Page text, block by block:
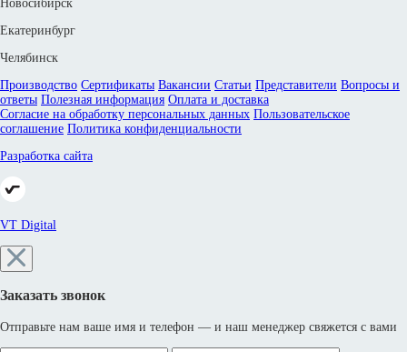
Новосибирск
Екатеринбург
Челябинск
Производство Сертификаты Вакансии Статьи Представители Вопросы и
ответы Полезная информация Оплата и доставка
Согласие на обработку персональных данных Пользовательское
соглашение Политика конфиденциальности
Разработка сайта
VT Digital
Заказать звонок
Отправьте нам ваше имя и телефон — и наш менеджер свяжется с вами